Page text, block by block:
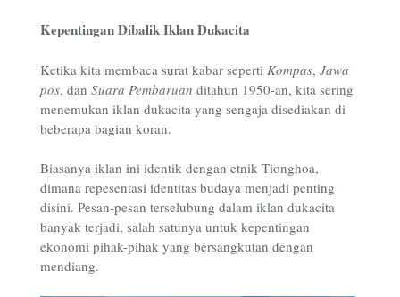
Kepentingan Dibalik Iklan Dukacita
Ketika kita membaca surat kabar seperti Kompas, Jawa
pos, dan Suara Pembaruan ditahun 1950-an, kita sering
menemukan iklan dukacita yang sengaja disediakan di
beberapa bagian koran.
Biasanya iklan ini identik dengan etnik Tionghoa,
dimana repesentasi identitas budaya menjadi penting
disini. Pesan-pesan terselubung dalam iklan dukacita
banyak terjadi, salah satunya untuk kepentingan
ekonomi pihak-pihak yang bersangkutan dengan
mendiang.